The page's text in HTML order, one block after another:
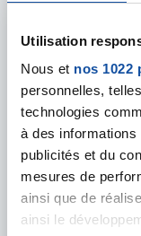
Utilisation
Nous et nos 1022
personnelles,
technologies
à des
publicités et du
mesures de
ainsi que de
ainsi le